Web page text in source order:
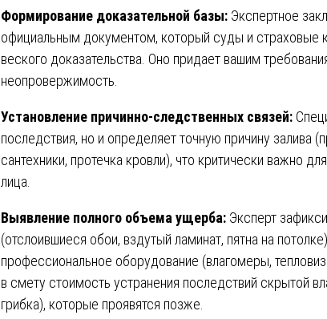
Формирование доказательной базы: Экспертное
официальным документом, который суды и страховые
веского доказательства. Оно придает вашим
неопровержимость.
Установление причинно-следственных связей:
последствия, но и определяет точную причину залива
сантехники, протечка кровли), что критически важно
лица.
Выявление полного объема ущерба: Эксперт
(отслоившиеся обои, вздутый ламинат, пятна на
профессиональное оборудование (влагомеры,
в смету стоимость устранения последствий скрытой
грибка), которые проявятся позже.